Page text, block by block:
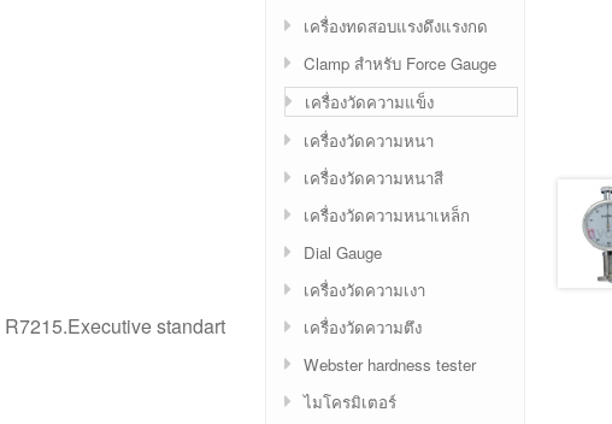
standart
เครื่องทดสอบแรงดึงแรงกด
Clamp สำหรับ Force Gauge
เครื่องวัดความแข็ง
เครื่องวัดความหนา
เครื่องวัดความหนาสี
เครื่องวัดความหนาเหล็ก
Dial Gauge
เครื่องวัดความเงา
เครื่องวัดความตึง
Webster hardness tester
ไมโครมิเตอร์